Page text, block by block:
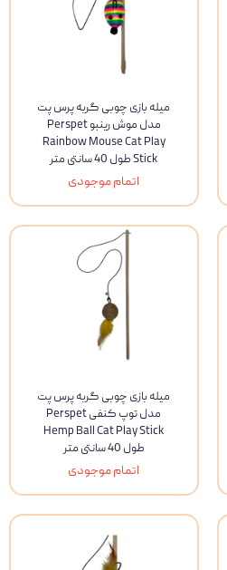
میله بازی چوبی گربه پرس پت
مدل موش رینبو Perspet
Rainbow Mouse Cat Play
Stick طول 40 سانتی متر
اتمام موجودی
میله بازی چوبی گربه پرس پت
مدل توپ کنفی Perspet
Hemp Ball Cat Play Stick
طول 40 سانتی متر
اتمام موجودی